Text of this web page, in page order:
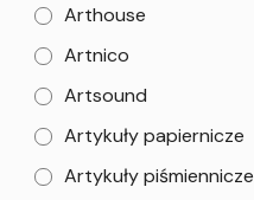
Arthouse
Artnico
Artsound
Artykuły papiernicze
Artykuły piśmiennicze